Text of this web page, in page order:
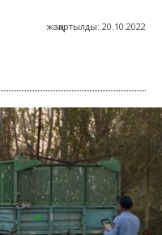
жаңартылды: 20.10.2022